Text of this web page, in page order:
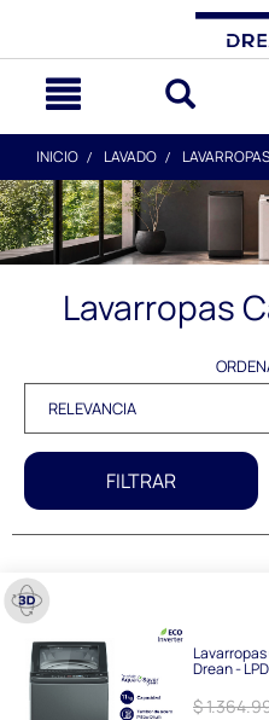
INICIO LAVADO LAVARROPAS
Lavarropas
FILTRAR
Drean -
$